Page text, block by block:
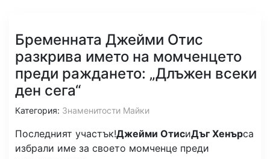
Бременната Джейми Отис
разкрива името на момченцето
преди раждането: „Длъжен всеки
ден сега“
Категория: Знаменитости Майки
Последният участък!Джейми ОтисиДъг Хенърса
избрали име за своето момченце преди